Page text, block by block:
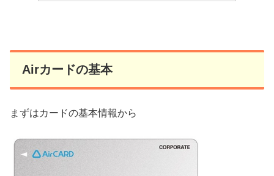
Airカードの基本
まずはカードの基本情報から